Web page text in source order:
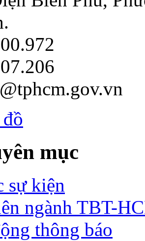
mục
sự kiện
ngành TBT-
thông báo